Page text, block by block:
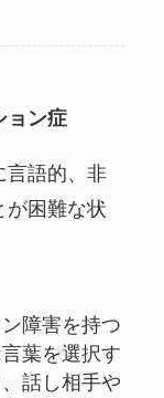
ョン症
言語的、非
が困難な状
障害を持つ
葉を選択す
話し相手や